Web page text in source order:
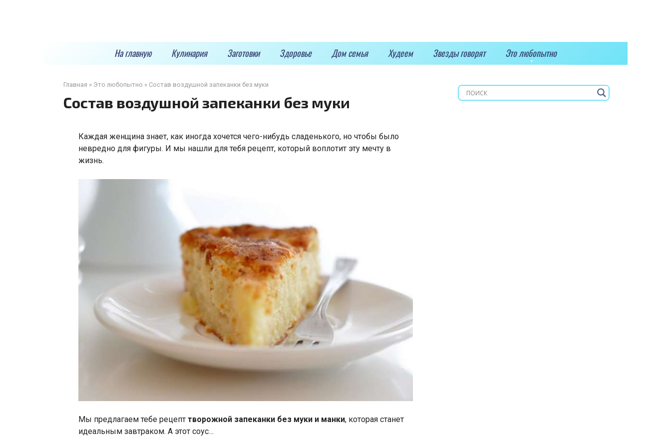
На главную Кулинария Заготовки Здоровье Дом семья Худеем Звезды говорят Это любопытно
Главная » Это любопытно » Состав воздушной запеканки без муки
Состав воздушной запеканки без муки
Каждая женщина знает, как иногда хочется чего-нибудь сладенького, но чтобы было
невредно для фигуры. И мы нашли для тебя рецепт, который воплотит эту мечту в
жизнь.
Мы предлагаем тебе рецепт творожной запеканки без муки и манки, которая станет
идеальным завтраком. А этот соус…